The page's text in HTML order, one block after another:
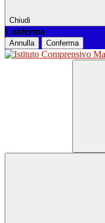
Chiudi
Conferma
Annulla Conferma